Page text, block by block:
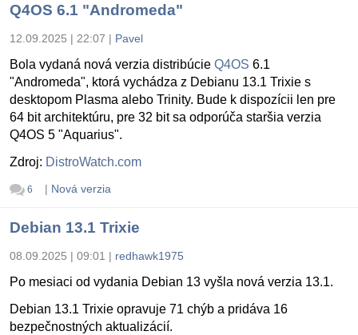
Q4OS 6.1 "Andromeda"
12.09.2025 | 22:07 | Pavel
Bola vydaná nová verzia distribúcie Q4OS 6.1
"Andromeda", ktorá vychádza z Debianu 13.1 Trixie s
desktopom Plasma alebo Trinity. Bude k dispozícii len pre
64 bit architektúru, pre 32 bit sa odporúča staršia verzia
Q4OS 5 "Aquarius".
Zdroj: DistroWatch.com
6 | Nová verzia
Debian 13.1 Trixie
08.09.2025 | 09:01 | redhawk1975
Po mesiaci od vydania Debian 13 vyšla nová verzia 13.1.
Debian 13.1 Trixie opravuje 71 chýb a pridáva 16
bezpečnostných aktualizácií.